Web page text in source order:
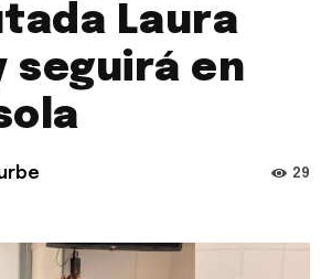
Laura
seguirá en
29